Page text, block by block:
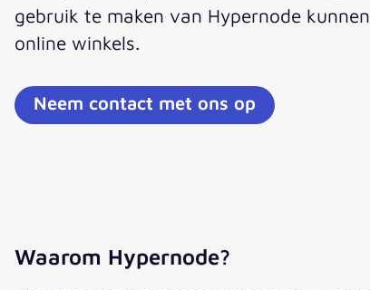
gebruik te maken van Hypernode
online winkels.
Neem contact met ons op
Waarom Hypernode?